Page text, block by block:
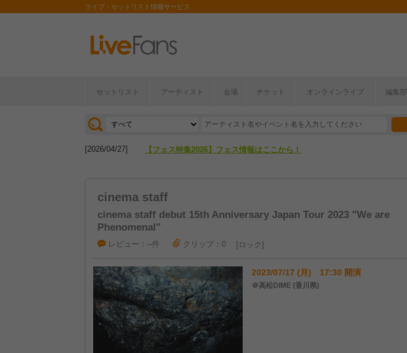
ライブ・セットリスト情報サービス
セットリスト アーティスト 会場 チケット オンラインライブ 編集部
[2026/07/28] 【ライブ動員ランキング】2026年上半期編発表！
[2026/04/27] 【フェス特集2026】フェス情報はここから！
cinema staff
cinema staff debut 15th Anniversary Japan Tour 2023 "We are
Phenomenal"
レビュー：--件 クリップ：0 ロック
2023/07/17 (月) 17:30 開演
＠高松DIME (香川県)